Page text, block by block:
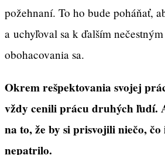
požehnaní. To ho bude poháňať,
a uchyľoval sa k ďalším
obohacovania sa.
Okrem rešpektovania svojej
vždy cenili prácu druhých ľudí.
na to, že by si prisvojili niečo,
nepatrilo.